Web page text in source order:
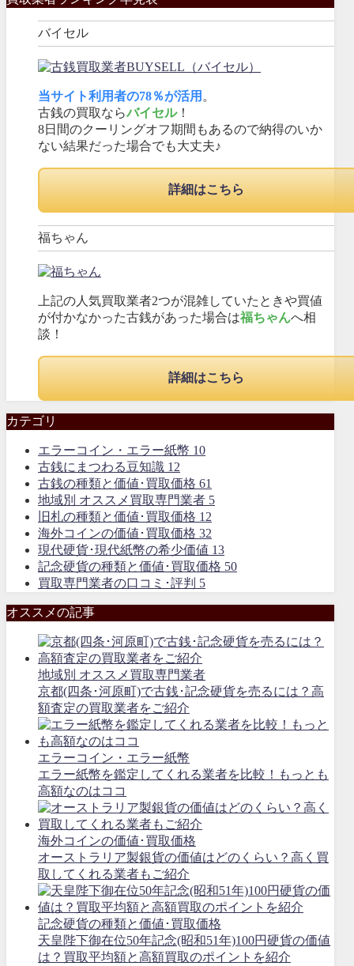
バイセル
当サイト利用者の78％が活用 。
古銭の買取ならバイセル！
8日間のクーリングオフ期間もあるので納得のいか
ない結果だった場合でも大丈夫♪
詳細はこちら
福ちゃん
上記の人気買取業者2つが混雑していたときや買値
が付かなかった古銭があった場合は福ちゃんへ相
談！
詳細はこちら
カテゴリ
エラーコイン・エラー紙幣 10
古銭にまつわる豆知識 12
古銭の種類と価値･買取価格 61
地域別 オススメ買取専門業者 5
旧札の種類と価値･買取価格 12
海外コインの価値･買取価格 32
現代硬貨･現代紙幣の希少価値 13
記念硬貨の種類と価値･買取価格 50
買取専門業者の口コミ･評判 5
オススメの記事
地域別 オススメ買取専門業者
京都(四条･河原町)で古銭･記念硬貨を売るには？高
額査定の買取業者をご紹介
エラーコイン・エラー紙幣
エラー紙幣を鑑定してくれる業者を比較！もっとも
高額なのはココ
海外コインの価値･買取価格
オーストラリア製銀貨の価値はどのくらい？高く買
取してくれる業者もご紹介
記念硬貨の種類と価値･買取価格
天皇陛下御在位50年記念(昭和51年)100円硬貨の価値
は？買取平均額と高額買取のポイントを紹介